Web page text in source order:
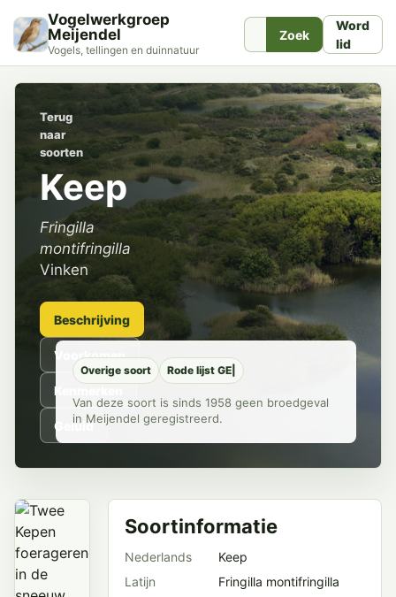
Vogelwerkgroep
Meijendel
Vogels, tellingen en duinnatuur
Zoek
Word
lid
Terug
naar
soorten
Keep
Fringilla
montifringilla
Vinken
Beschrijving
Voorkomen
Kenmerken
Geluid
Overige soort Rode lijst GE|
Van deze soort is sinds 1958 geen broedgeval
in Meijendel geregistreerd.
Soortinformatie
Nederlands
Keep
Latijn
Fringilla montifringilla